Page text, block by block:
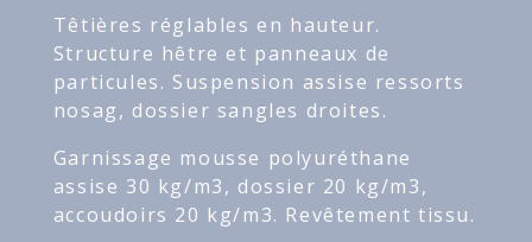
Têtières réglables en hauteur.
Structure hêtre et panneaux de
particules. Suspension assise ressorts
nosag, dossier sangles droites.
Garnissage mousse polyuréthane
assise 30 kg/m3, dossier 20 kg/m3,
accoudoirs 20 kg/m3. Revêtement tissu.